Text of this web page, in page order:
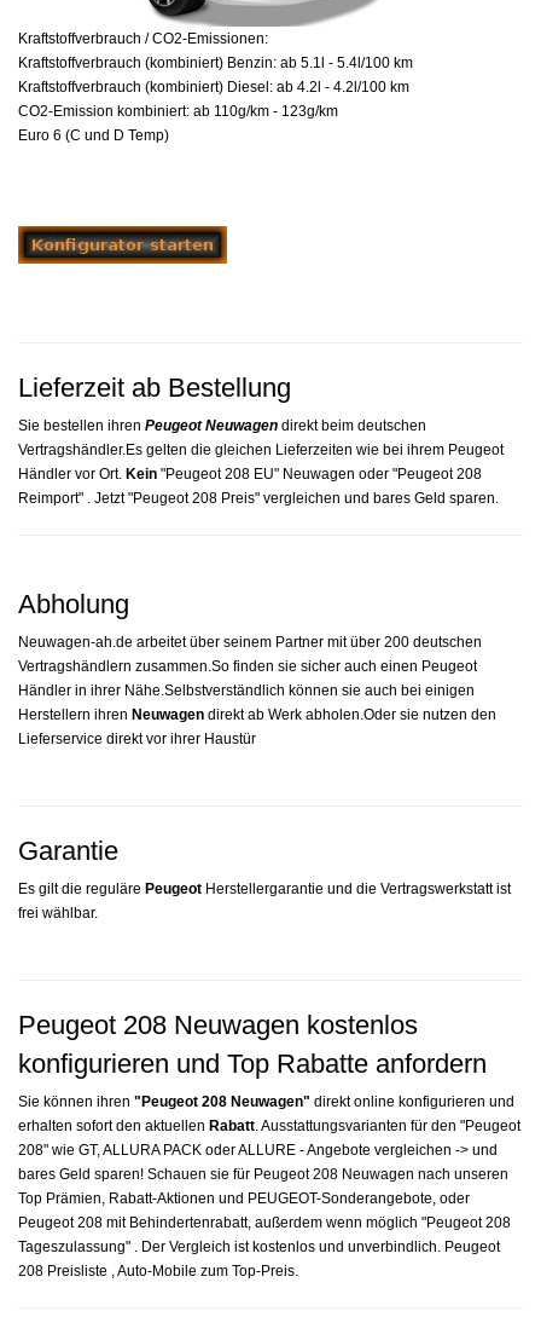
Kraftstoffverbrauch / CO2-Emissionen:
Kraftstoffverbrauch (kombiniert) Benzin: ab 5.1l - 5.4l/100 km
Kraftstoffverbrauch (kombiniert) Diesel: ab 4.2l - 4.2l/100 km
CO2-Emission kombiniert: ab 110g/km - 123g/km
Euro 6 (C und D Temp)
Lieferzeit ab Bestellung
Sie bestellen ihren Peugeot Neuwagen direkt beim deutschen
Vertragshändler.Es gelten die gleichen Lieferzeiten wie bei ihrem Peugeot
Händler vor Ort. Kein "Peugeot 208 EU" Neuwagen oder "Peugeot 208
Reimport" . Jetzt "Peugeot 208 Preis" vergleichen und bares Geld sparen.
Abholung
Neuwagen-ah.de arbeitet über seinem Partner mit über 200 deutschen
Vertragshändlern zusammen.So finden sie sicher auch einen Peugeot
Händler in ihrer Nähe.Selbstverständlich können sie auch bei einigen
Herstellern ihren Neuwagen direkt ab Werk abholen.Oder sie nutzen den
Lieferservice direkt vor ihrer Haustür
Garantie
Es gilt die reguläre Peugeot Herstellergarantie und die Vertragswerkstatt ist
frei wählbar.
Peugeot 208 Neuwagen kostenlos
konfigurieren und Top Rabatte anfordern
Sie können ihren "Peugeot 208 Neuwagen" direkt online konfigurieren und
erhalten sofort den aktuellen Rabatt. Ausstattungsvarianten für den "Peugeot
208" wie GT, ALLURA PACK oder ALLURE - Angebote vergleichen -> und
bares Geld sparen! Schauen sie für Peugeot 208 Neuwagen nach unseren
Top Prämien, Rabatt-Aktionen und PEUGEOT-Sonderangebote, oder
Peugeot 208 mit Behindertenrabatt, außerdem wenn möglich "Peugeot 208
Tageszulassung" . Der Vergleich ist kostenlos und unverbindlich. Peugeot
208 Preisliste , Auto-Mobile zum Top-Preis.